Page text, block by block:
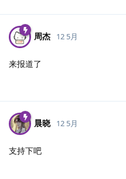
周杰 12 5月
来报道了
晨晓 12 5月
支持下吧